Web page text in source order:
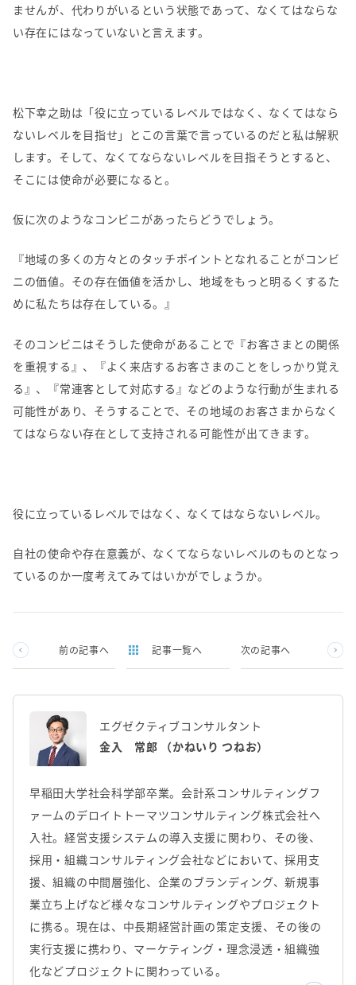
ませんが、代わりがいるという状態であって、なくてはならな
い存在にはなっていないと言えます。
松下幸之助は「役に立っているレベルではなく、なくてはなら
ないレベルを目指せ」とこの言葉で言っているのだと私は解釈
します。そして、なくてならないレベルを目指そうとすると、
そこには使命が必要になると。
仮に次のようなコンビニがあったらどうでしょう。
『地域の多くの方々とのタッチポイントとなれることがコンビ
ニの価値。その存在価値を活かし、地域をもっと明るくするた
めに私たちは存在している。』
そのコンビニはそうした使命があることで『お客さまとの関係
を重視する』、『よく来店するお客さまのことをしっかり覚え
る』、『常連客として対応する』などのような行動が生まれる
可能性があり、そうすることで、その地域のお客さまからなく
てはならない存在として支持される可能性が出てきます。
役に立っているレベルではなく、なくてはならないレベル。
自社の使命や存在意義が、なくてならないレベルのものとなっ
ているのか一度考えてみてはいかがでしょうか。
前の記事へ 記事一覧へ 次の記事へ
エグゼクティブコンサルタント
金入 常郎 （かねいり つねお）
早稲田大学社会科学部卒業。会計系コンサルティングフ
ァームのデロイトトーマツコンサルティング株式会社へ
入社。経営支援システムの導入支援に関わり、その後、
採用・組織コンサルティング会社などにおいて、採用支
援、組織の中間層強化、企業のブランディング、新規事
業立ち上げなど様々なコンサルティングやプロジェクト
に携る。現在は、中長期経営計画の策定支援、その後の
実行支援に携わり、マーケティング・理念浸透・組織強
化などプロジェクトに関わっている。